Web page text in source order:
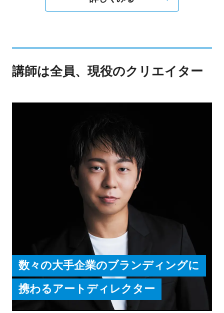
講師は全員、現役のクリエイター
数々の大手企業のブランディングに
携わるアートディレクター